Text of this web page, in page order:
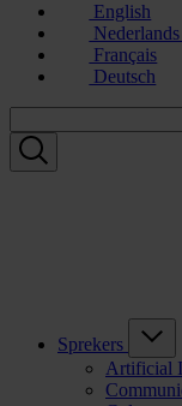
English
Français
Deutsch
Sprekers
Artificial